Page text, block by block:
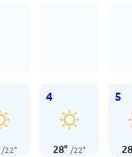
/22°
4
28° /22°
5
28